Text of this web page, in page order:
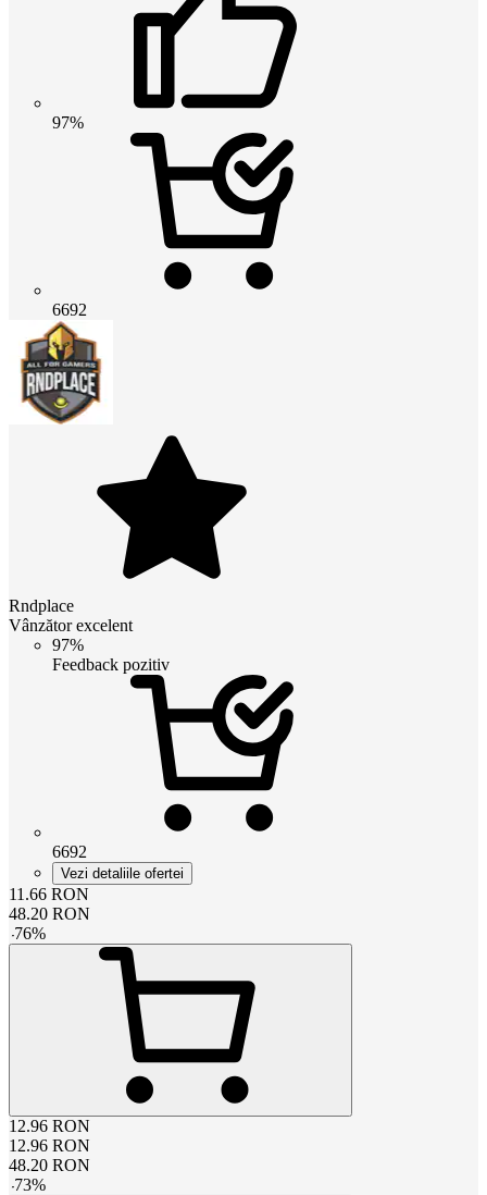
97%
6692
Rndplace
Vânzător excelent
97%
Feedback pozitiv
6692
Vezi detaliile ofertei
11.66 RON
48.20 RON
-76%
12.96 RON
12.96 RON
48.20 RON
-73%